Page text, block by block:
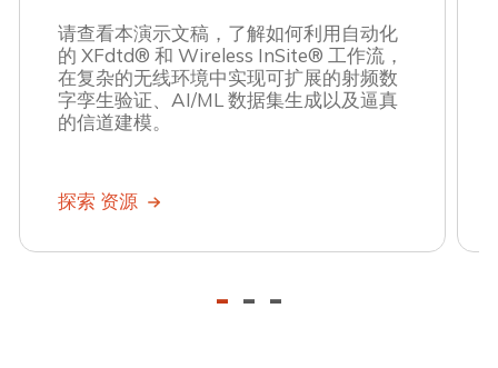
请查看本演示文稿，了解如何利用自动化
的 XFdtd® 和 Wireless InSite® 工作流，
在复杂的无线环境中实现可扩展的射频数
字孪生验证、AI/ML 数据集生成以及逼真
的信道建模。
探索 资源
- - -